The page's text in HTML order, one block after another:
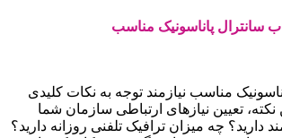
سانترال پاناسونیک مناسب
مناسب نیازمند توجه به نکات کلیدی
تعیین نیازهای ارتباطی سازمان شما
دارید؟ چه میزان ترافیک تلفنی روزانه دارید؟